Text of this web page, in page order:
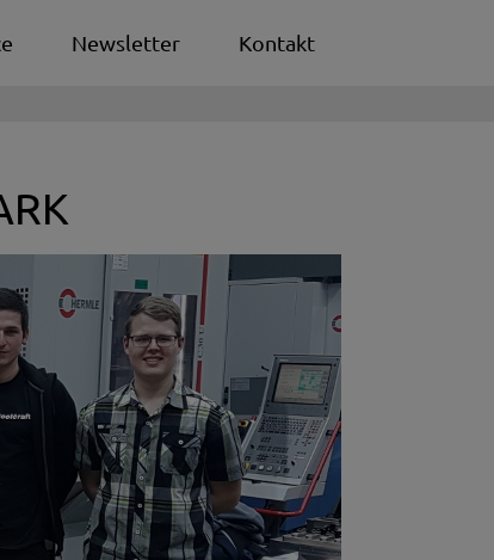
Newsletter Kontakt